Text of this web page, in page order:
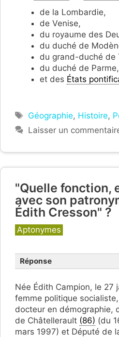
de la Lombardie,
de Venise,
du royaume des
du duché de
du grand-duché de
du duché de Parme,
et des États
Étiquettes
Géographie, Histoire,
Laisser un
"Quelle fonction,
avec son
Édith Cresson" ?
Catégories
Aptonymes
Réponse
Née Édith Campion, le 27
femme politique
docteur en démographie,
de Châtellerault (86) (du
mars 1997) et Député de